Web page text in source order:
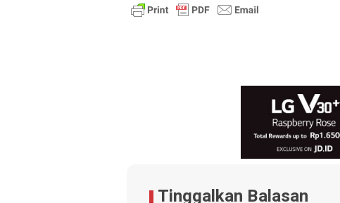
Tinggalkan Balasan